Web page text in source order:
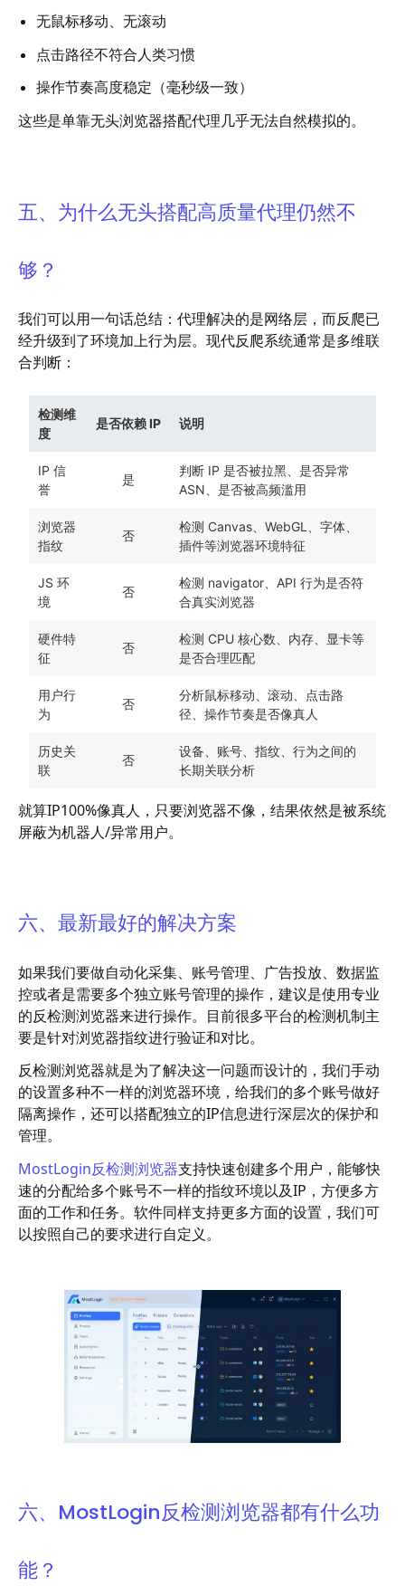
无鼠标移动、无滚动
点击路径不符合人类习惯
操作节奏高度稳定（毫秒级一致）
这些是单靠无头浏览器搭配代理几乎无法自然模拟的。
五、为什么无头搭配高质量代理仍然不
够？
我们可以用一句话总结：代理解决的是网络层，而反爬已
经升级到了环境加上行为层。现代反爬系统通常是多维联
合判断：
检测维
度
是否依赖 IP 说明
IP 信
誉
是
判断 IP 是否被拉黑、是否异常
ASN、是否被高频滥用
浏览器
指纹
否
检测 Canvas、WebGL、字体、
插件等浏览器环境特征
JS 环
境
否
检测 navigator、API 行为是否符
合真实浏览器
硬件特
征
否
检测 CPU 核心数、内存、显卡等
是否合理匹配
用户行
为
否
分析鼠标移动、滚动、点击路
径、操作节奏是否像真人
历史关
联
否
设备、账号、指纹、行为之间的
长期关联分析
就算IP100%像真人，只要浏览器不像，结果依然是被系统
屏蔽为机器人/异常用户。
六、最新最好的解决方案
如果我们要做自动化采集、账号管理、广告投放、数据监
控或者是需要多个独立账号管理的操作，建议是使用专业
的反检测浏览器来进行操作。目前很多平台的检测机制主
要是针对浏览器指纹进行验证和对比。
反检测浏览器就是为了解决这一问题而设计的，我们手动
的设置多种不一样的浏览器环境，给我们的多个账号做好
隔离操作，还可以搭配独立的IP信息进行深层次的保护和
管理。
MostLogin反检测浏览器支持快速创建多个用户，能够快
速的分配给多个账号不一样的指纹环境以及IP，方便多方
面的工作和任务。软件同样支持更多方面的设置，我们可
以按照自己的要求进行自定义。
六、MostLogin反检测浏览器都有什么功
能？